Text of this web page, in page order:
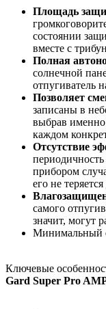
Площадь
состоянии
вместе с
Полная
солнечной
отпугиватель
Позволяет
записаны в
выбрав именно
каждом
Отсутствие
прибором
его не
самого
значит, могут
Минимальный
Ключевые
Gard Super Pro